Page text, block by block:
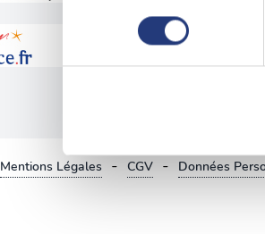
Collecter des
Identifier votre
digitales).
Les cookies nous
consentement
Mentions Légales - CGV - Données